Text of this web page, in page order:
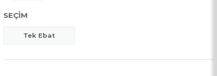
SEÇIM
Tek Ebat